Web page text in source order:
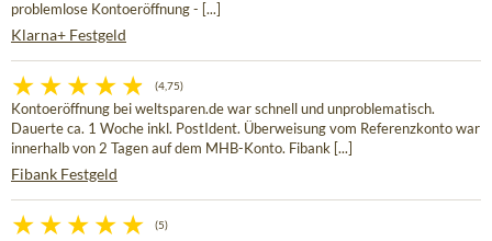
problemlose Kontoeröffnung - [...]
Klarna+ Festgeld
(4,75)
Kontoeröffnung bei weltsparen.de war schnell und unproblematisch.
Dauerte ca. 1 Woche inkl. PostIdent. Überweisung vom Referenzkonto war
innerhalb von 2 Tagen auf dem MHB-Konto. Fibank [...]
Fibank Festgeld
(5)